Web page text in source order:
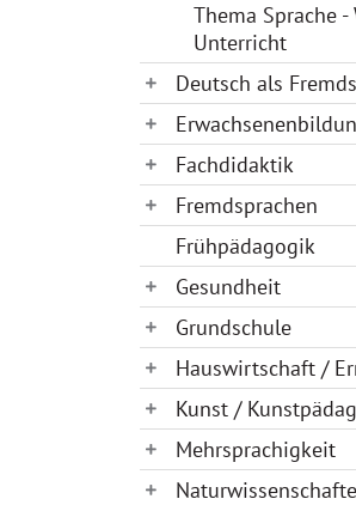
Thema Sprache
Unterricht
Deutsch als
Fachdidaktik
Fremdsprachen
Frühpädagogik
Gesundheit
Grundschule
Hauswirtschaft /
Kunst /
Mehrsprachigkeit